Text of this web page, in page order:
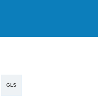
GLS